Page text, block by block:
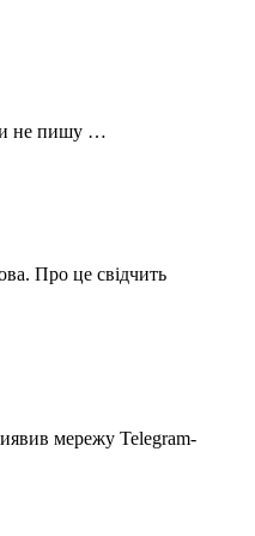
не пишу …
Про це свідчить
мережу Telegram-